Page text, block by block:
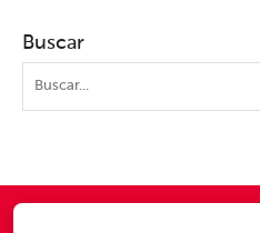
Buscar